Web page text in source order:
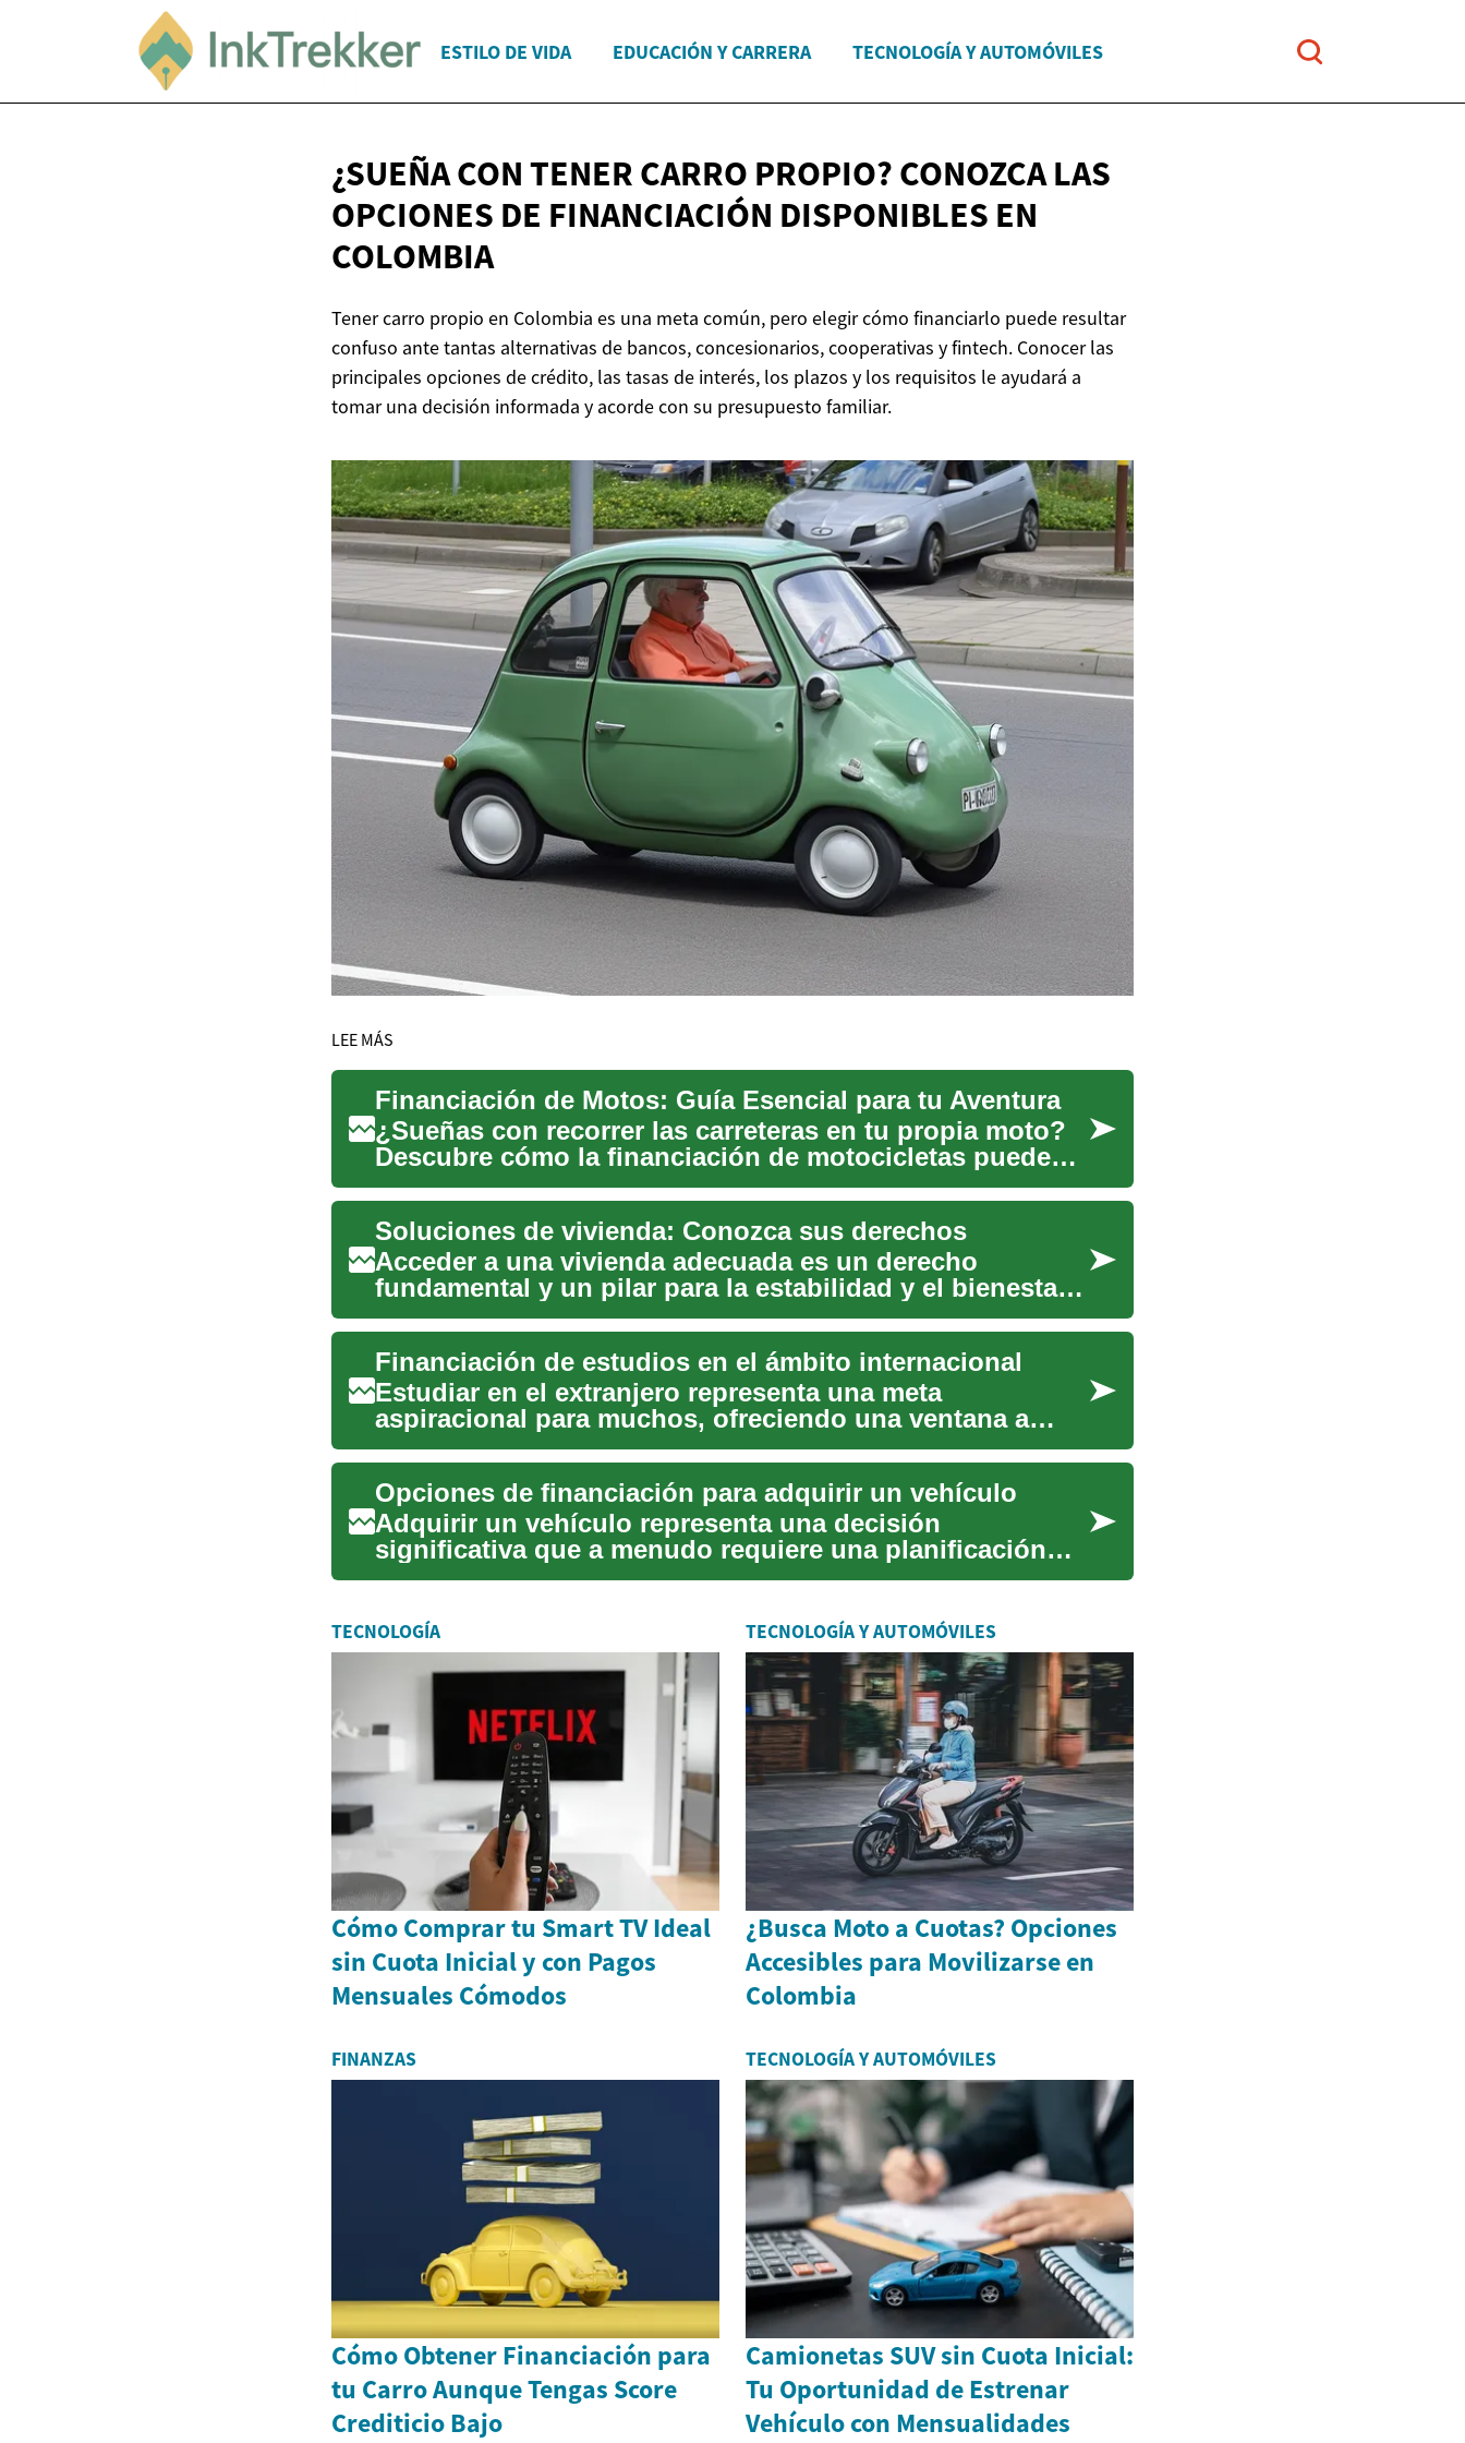
ESTILO DE VIDA EDUCACIÓN Y CARRERA TECNOLOGÍA Y AUTOMÓVILES
¿SUEÑA CON TENER CARRO PROPIO? CONOZCA LAS
OPCIONES DE FINANCIACIÓN DISPONIBLES EN
COLOMBIA
Tener carro propio en Colombia es una meta común, pero elegir cómo financiarlo puede resultar
confuso ante tantas alternativas de bancos, concesionarios, cooperativas y fintech. Conocer las
principales opciones de crédito, las tasas de interés, los plazos y los requisitos le ayudará a
tomar una decisión informada y acorde con su presupuesto familiar.
LEE MÁS
Financiación de Motos: Guía Esencial para tu Aventura
¿Sueñas con recorrer las carreteras en tu propia moto?
Descubre cómo la financiación de motocicletas puede
hacer real...
Soluciones de vivienda: Conozca sus derechos
Acceder a una vivienda adecuada es un derecho
fundamental y un pilar para la estabilidad y el bienestar
individual y ...
Financiación de estudios en el ámbito internacional
Estudiar en el extranjero representa una meta
aspiracional para muchos, ofreciendo una ventana a
nuevas culturas, met...
Opciones de financiación para adquirir un vehículo
Adquirir un vehículo representa una decisión
significativa que a menudo requiere una planificación
financiera cuidado...
TECNOLOGÍA
Cómo Comprar tu Smart TV Ideal
sin Cuota Inicial y con Pagos
Mensuales Cómodos
TECNOLOGÍA Y AUTOMÓVILES
¿Busca Moto a Cuotas? Opciones
Accesibles para Movilizarse en
Colombia
FINANZAS
Cómo Obtener Financiación para
tu Carro Aunque Tengas Score
Crediticio Bajo
TECNOLOGÍA Y AUTOMÓVILES
Camionetas SUV sin Cuota Inicial:
Tu Oportunidad de Estrenar
Vehículo con Mensualidades